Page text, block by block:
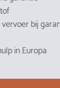
bij
in Europa